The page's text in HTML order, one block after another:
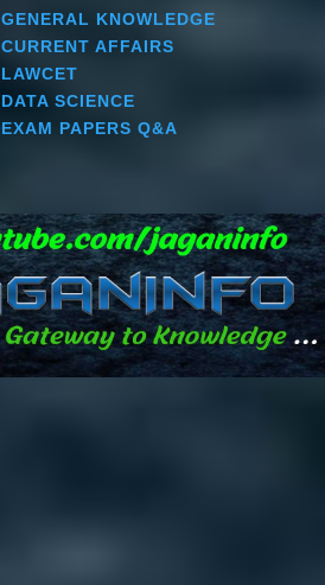
GENERAL KNOWLEDGE
CURRENT AFFAIRS
LAWCET
DATA SCIENCE
EXAM PAPERS Q&A